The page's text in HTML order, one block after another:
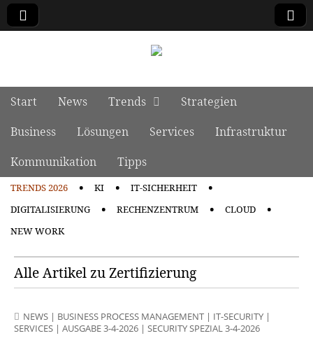
Main menu
Skip to content
Start News Trends
Strategien
Business
Lösungen Services
Infrastruktur
Kommunikation
Tipps
TRENDS 2026 KI
IT-SICHERHEIT
DIGITALISIERUNG
RECHENZENTRUM
CLOUD
NEW WORK
Alle Artikel zu Zertifizierung
NEWS | BUSINESS PROCESS MANAGEMENT | IT-SECURITY |
SERVICES | AUSGABE 3-4-2026 | SECURITY SPEZIAL 3-4-2026